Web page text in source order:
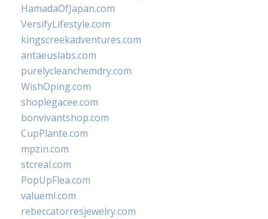
HamadaOfJapan.com
VersifyLifestyle.com
kingscreekadventures.com
antaeuslabs.com
purelycleanchemdry.com
WishOping.com
shoplegacee.com
bonvivantshop.com
CupPlante.com
mpzin.com
stcreal.com
PopUpFlea.com
valueml.com
rebeccatorresjewelry.com